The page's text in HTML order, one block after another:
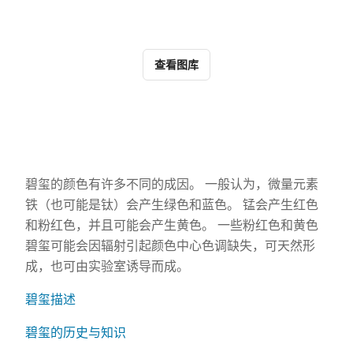
查看图库
碧玺的颜色有许多不同的成因。 一般认为，微量元素
铁（也可能是钛）会产生绿色和蓝色。 锰会产生红色
和粉红色，并且可能会产生黄色。 一些粉红色和黄色
碧玺可能会因辐射引起颜色中心色调缺失，可天然形
成，也可由实验室诱导而成。
碧玺描述
碧玺的历史与知识